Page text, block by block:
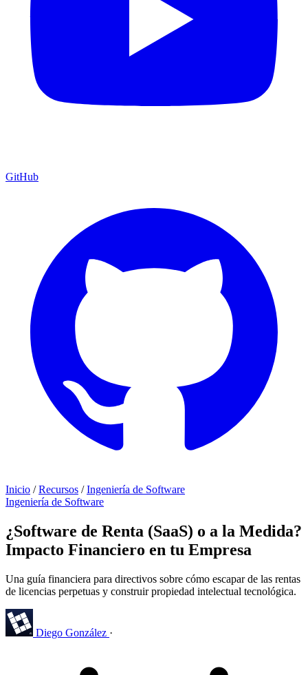
GitHub
Inicio / Recursos / Ingeniería de Software
Ingeniería de Software
¿Software de Renta (SaaS) o a la Medida?
Impacto Financiero en tu Empresa
Una guía financiera para directivos sobre cómo escapar de las rentas
de licencias perpetuas y construir propiedad intelectual tecnológica.
Diego González ·